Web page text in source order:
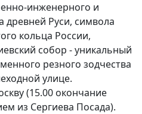
инженерного и
древней Руси, символа
кольца России,
собор - уникальный
резного зодчества
улице.
(15.00 окончание
из Сергиева Посада).